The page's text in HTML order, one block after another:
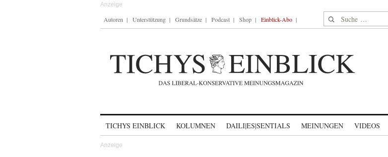
Autoren Unterstützung Grundsätze Podcast Shop Einblick-Abo Suche nach:
TICHYS EINBLICK KOLUMNEN DAILI|ES|SENTIALS MEINUNGEN VIDEOS